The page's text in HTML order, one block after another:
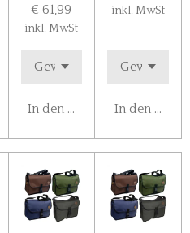
€ 61,99
inkl. MwSt
In den Warenkorb
inkl. MwSt
In den